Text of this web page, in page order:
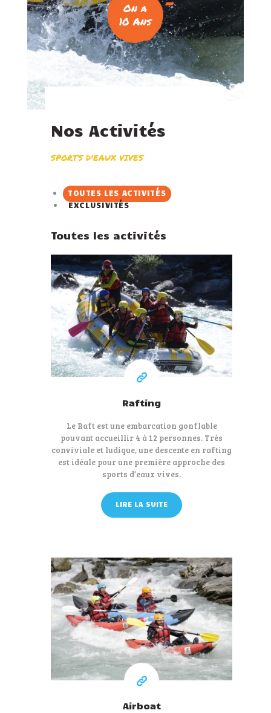
On a
10 Ans
Nos Activités
SPORTS D'EAUX VIVES
TOUTES LES ACTIVITÉS
EXCLUSIVITÉS
Toutes les activités
A partir de39 €
Rafting
Le Raft est une embarcation gonflable
pouvant accueillir 4 à 12 personnes. Très
conviviale et ludique, une descente en rafting
est idéale pour une première approche des
sports d’eaux vives.
LIRE LA SUITE
A partir de45 €
Airboat